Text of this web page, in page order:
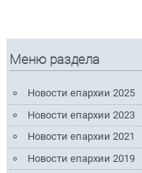
Меню раздела
Новости епархии 2025
Новости епархии 2023
Новости епархии 2021
Новости епархии 2019